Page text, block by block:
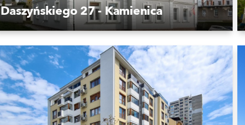
Daszyńskiego 27 - Kamienica